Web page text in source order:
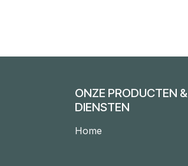
ONZE PRODUCTEN &
DIENSTEN
Home